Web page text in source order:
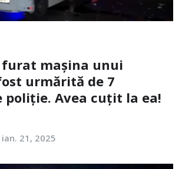
furat mașina unui
urmărită de 7
poliție. Avea cuțit la ea!
ian. 21, 2025